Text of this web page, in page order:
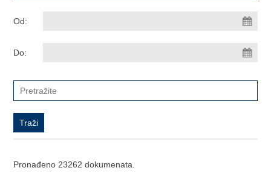
Od:
Do:
Pronađeno 23262 dokumenata.